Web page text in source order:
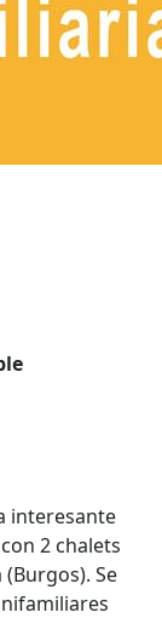
interesante
2 chalets
Se